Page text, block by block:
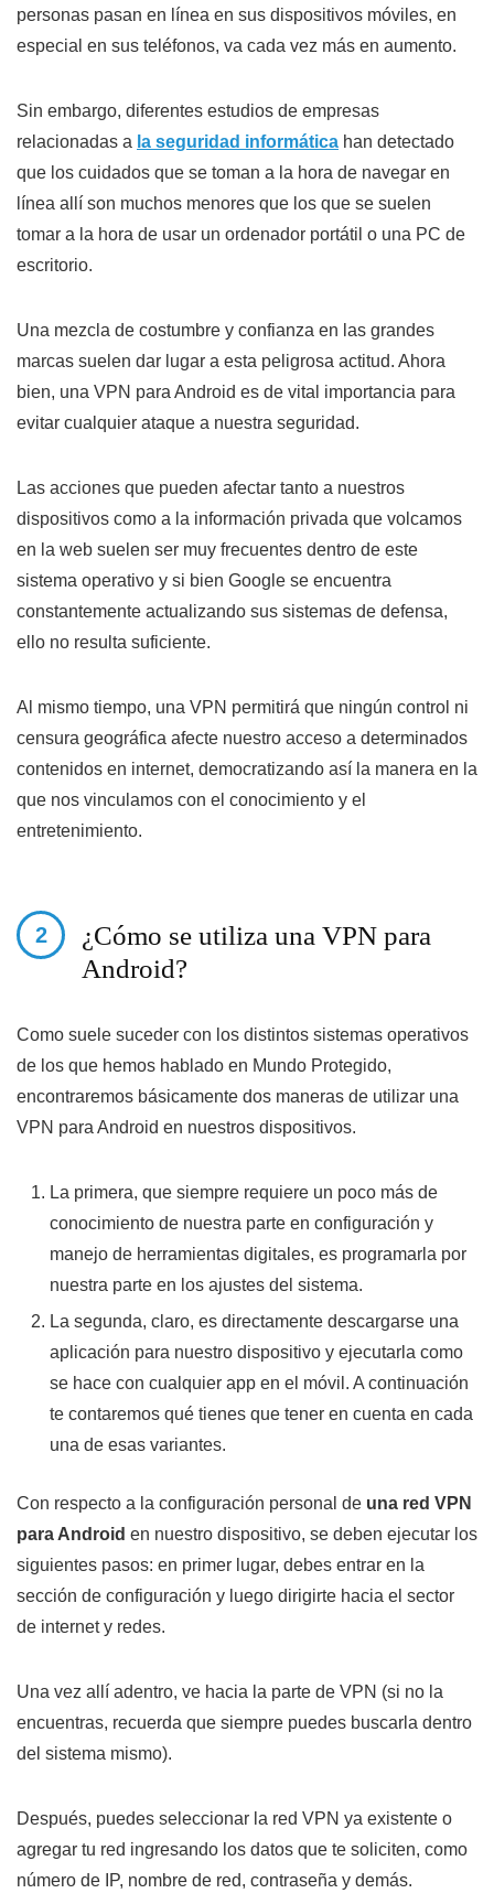
personas pasan en línea en sus dispositivos móviles, en
especial en sus teléfonos, va cada vez más en aumento.
Sin embargo, diferentes estudios de empresas
relacionadas a la seguridad informática han detectado
que los cuidados que se toman a la hora de navegar en
línea allí son muchos menores que los que se suelen
tomar a la hora de usar un ordenador portátil o una PC de
escritorio.
Una mezcla de costumbre y confianza en las grandes
marcas suelen dar lugar a esta peligrosa actitud. Ahora
bien, una VPN para Android es de vital importancia para
evitar cualquier ataque a nuestra seguridad.
Las acciones que pueden afectar tanto a nuestros
dispositivos como a la información privada que volcamos
en la web suelen ser muy frecuentes dentro de este
sistema operativo y si bien Google se encuentra
constantemente actualizando sus sistemas de defensa,
ello no resulta suficiente.
Al mismo tiempo, una VPN permitirá que ningún control ni
censura geográfica afecte nuestro acceso a determinados
contenidos en internet, democratizando así la manera en la
que nos vinculamos con el conocimiento y el
entretenimiento.
¿Cómo se utiliza una VPN para
Android?
Como suele suceder con los distintos sistemas operativos
de los que hemos hablado en Mundo Protegido,
encontraremos básicamente dos maneras de utilizar una
VPN para Android en nuestros dispositivos.
La primera, que siempre requiere un poco más de
conocimiento de nuestra parte en configuración y
manejo de herramientas digitales, es programarla por
nuestra parte en los ajustes del sistema.
La segunda, claro, es directamente descargarse una
aplicación para nuestro dispositivo y ejecutarla como
se hace con cualquier app en el móvil. A continuación
te contaremos qué tienes que tener en cuenta en cada
una de esas variantes.
Con respecto a la configuración personal de una red VPN
para Android en nuestro dispositivo, se deben ejecutar los
siguientes pasos: en primer lugar, debes entrar en la
sección de configuración y luego dirigirte hacia el sector
de internet y redes.
Una vez allí adentro, ve hacia la parte de VPN (si no la
encuentras, recuerda que siempre puedes buscarla dentro
del sistema mismo).
Después, puedes seleccionar la red VPN ya existente o
agregar tu red ingresando los datos que te soliciten, como
número de IP, nombre de red, contraseña y demás.